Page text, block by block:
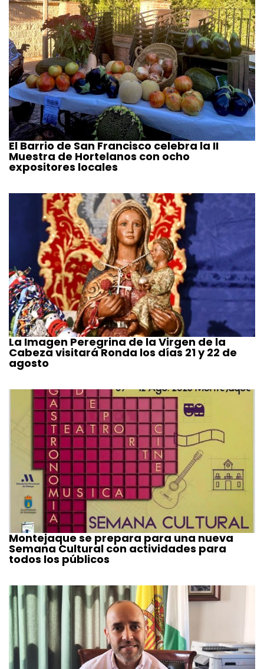
El Barrio de San Francisco celebra la II
Muestra de Hortelanos con ocho
expositores locales
La Imagen Peregrina de la Virgen de la
Cabeza visitará Ronda los días 21 y 22 de
agosto
Montejaque se prepara para una nueva
Semana Cultural con actividades para
todos los públicos